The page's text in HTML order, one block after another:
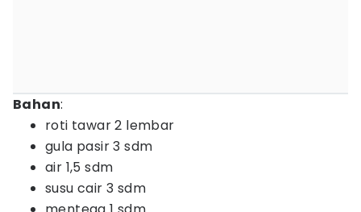
Bahan:
roti tawar 2 lembar
gula pasir 3 sdm
air 1,5 sdm
susu cair 3 sdm